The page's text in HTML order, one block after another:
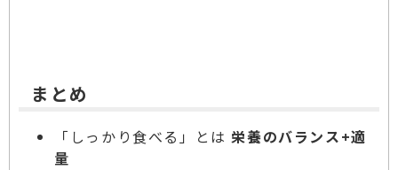
まとめ
「しっかり食べる」とは栄養のバランス+適
量